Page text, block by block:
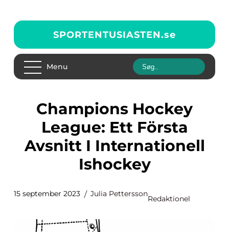
SPORTENTUSIASTEN.se
Menu
Champions Hockey
League: Ett Första
Avsnitt I Internationell
Ishockey
15 september 2023 Julia Pettersson
Redaktionel